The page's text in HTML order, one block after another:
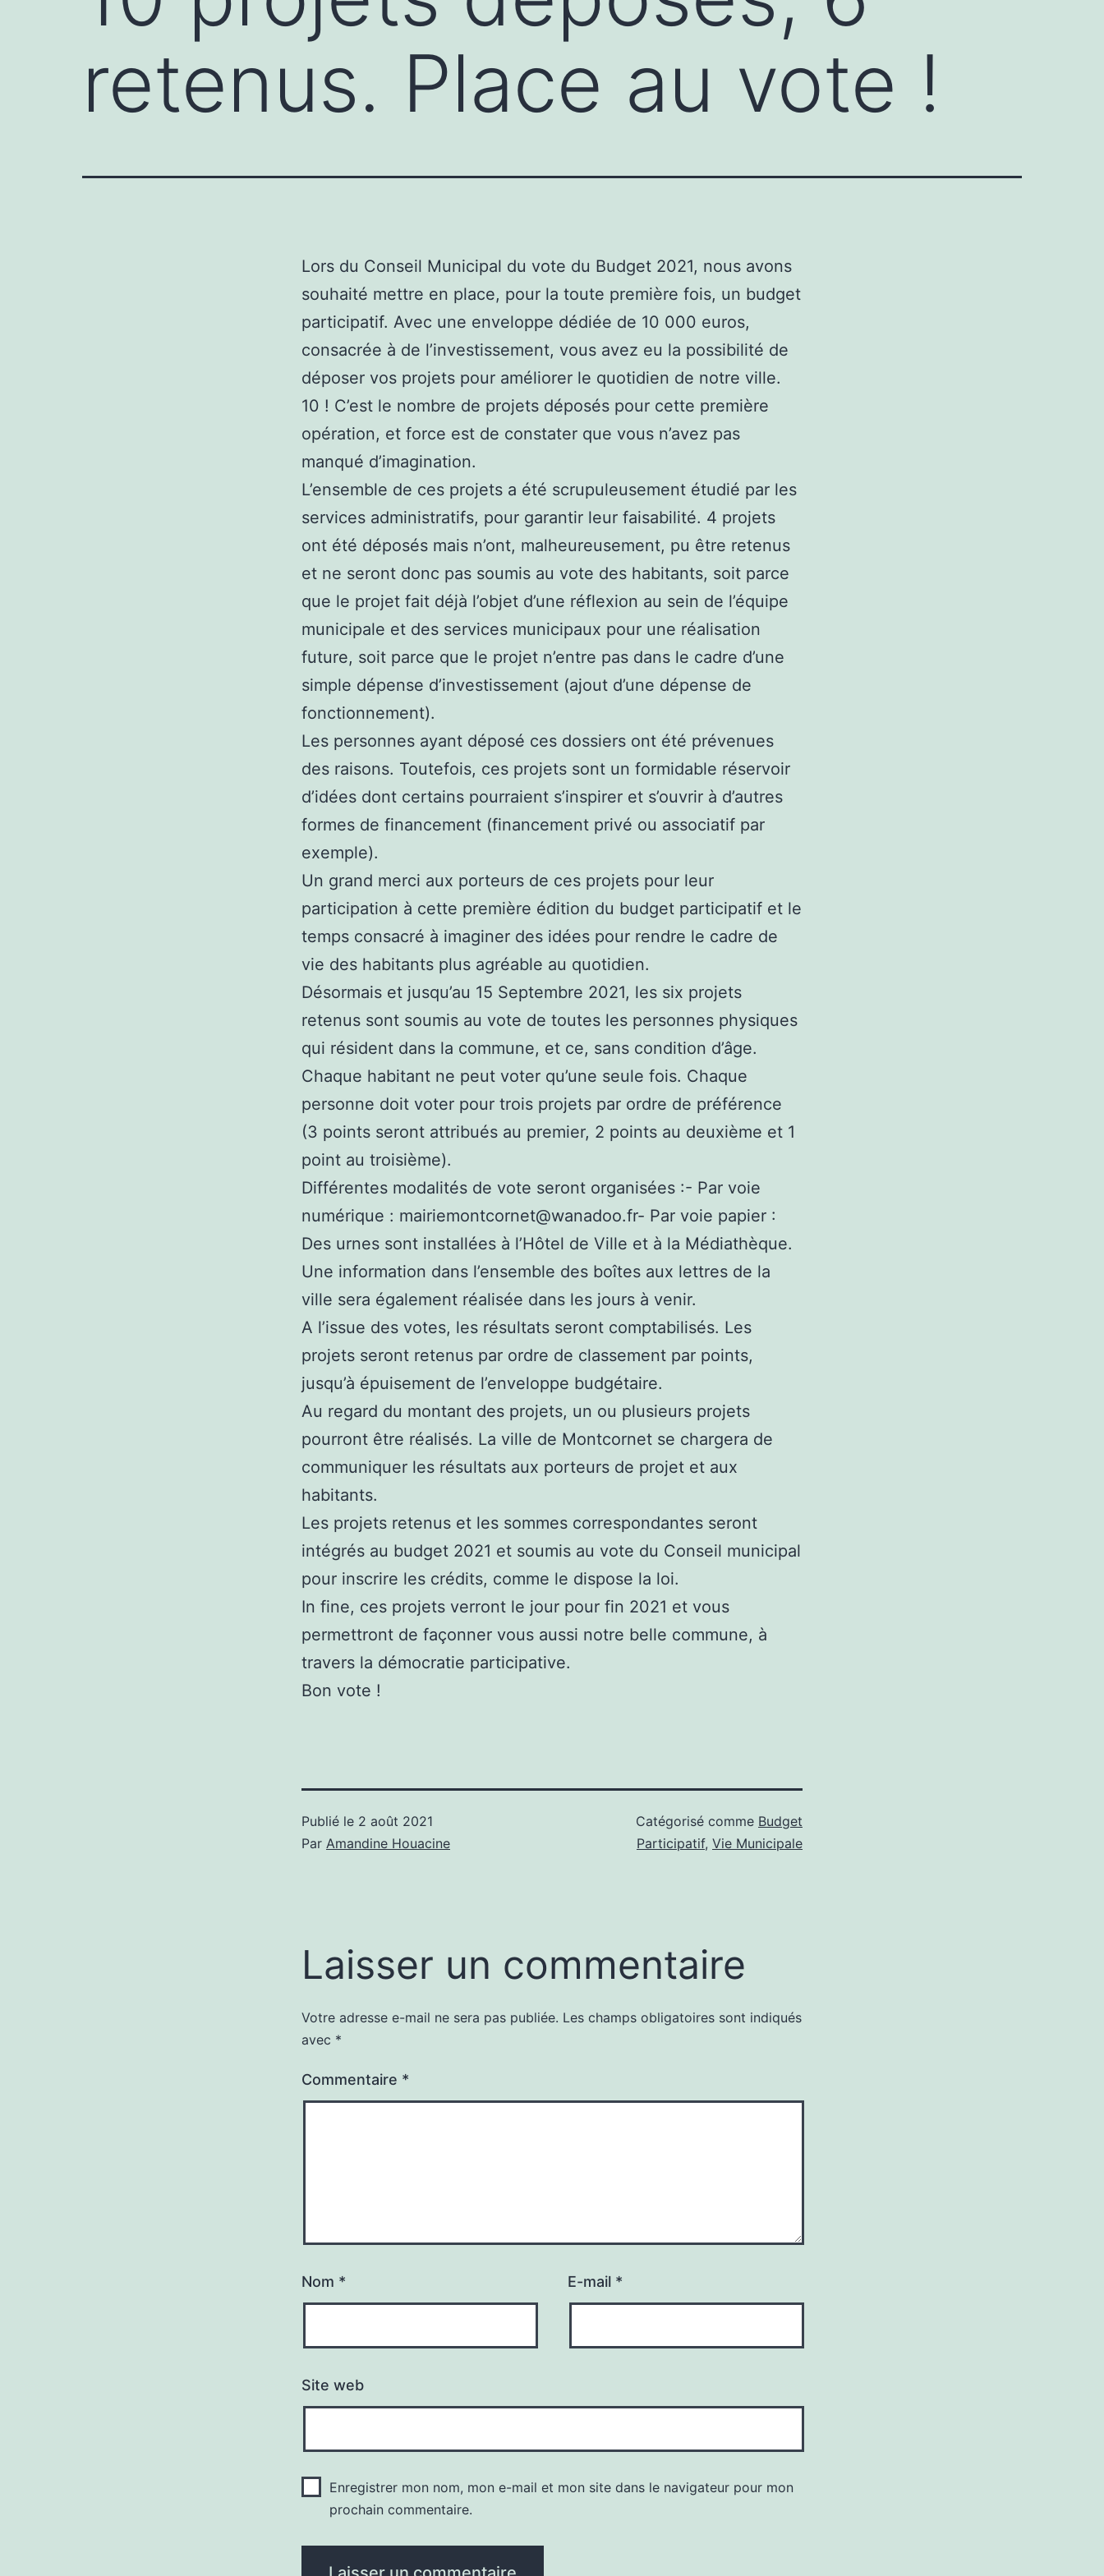
retenus. Place au vote !
Lors du Conseil Municipal du vote du Budget 2021, nous avons
souhaité mettre en place, pour la toute première fois, un budget
participatif. Avec une enveloppe dédiée de 10 000 euros,
consacrée à de l’investissement, vous avez eu la possibilité de
déposer vos projets pour améliorer le quotidien de notre ville.
10 ! C’est le nombre de projets déposés pour cette première
opération, et force est de constater que vous n’avez pas
manqué d’imagination.
L’ensemble de ces projets a été scrupuleusement étudié par les
services administratifs, pour garantir leur faisabilité. 4 projets
ont été déposés mais n’ont, malheureusement, pu être retenus
et ne seront donc pas soumis au vote des habitants, soit parce
que le projet fait déjà l’objet d’une réflexion au sein de l’équipe
municipale et des services municipaux pour une réalisation
future, soit parce que le projet n’entre pas dans le cadre d’une
simple dépense d’investissement (ajout d’une dépense de
fonctionnement).
Les personnes ayant déposé ces dossiers ont été prévenues
des raisons. Toutefois, ces projets sont un formidable réservoir
d’idées dont certains pourraient s’inspirer et s’ouvrir à d’autres
formes de financement (financement privé ou associatif par
exemple).
Un grand merci aux porteurs de ces projets pour leur
participation à cette première édition du budget participatif et le
temps consacré à imaginer des idées pour rendre le cadre de
vie des habitants plus agréable au quotidien.
Désormais et jusqu’au 15 Septembre 2021, les six projets
retenus sont soumis au vote de toutes les personnes physiques
qui résident dans la commune, et ce, sans condition d’âge.
Chaque habitant ne peut voter qu’une seule fois. Chaque
personne doit voter pour trois projets par ordre de préférence
(3 points seront attribués au premier, 2 points au deuxième et 1
point au troisième).
Différentes modalités de vote seront organisées :- Par voie
numérique : mairiemontcornet@wanadoo.fr- Par voie papier :
Des urnes sont installées à l’Hôtel de Ville et à la Médiathèque.
Une information dans l’ensemble des boîtes aux lettres de la
ville sera également réalisée dans les jours à venir.
A l’issue des votes, les résultats seront comptabilisés. Les
projets seront retenus par ordre de classement par points,
jusqu’à épuisement de l’enveloppe budgétaire.
Au regard du montant des projets, un ou plusieurs projets
pourront être réalisés. La ville de Montcornet se chargera de
communiquer les résultats aux porteurs de projet et aux
habitants.
Les projets retenus et les sommes correspondantes seront
intégrés au budget 2021 et soumis au vote du Conseil municipal
pour inscrire les crédits, comme le dispose la loi.
In fine, ces projets verront le jour pour fin 2021 et vous
permettront de façonner vous aussi notre belle commune, à
travers la démocratie participative.
Bon vote !
Publié le 2 août 2021
Par Amandine Houacine
Catégorisé comme Budget
Participatif, Vie Municipale
Laisser un commentaire
Votre adresse e-mail ne sera pas publiée. Les champs obligatoires sont indiqués
avec *
Commentaire *
Nom * E-mail *
Site web
Enregistrer mon nom, mon e-mail et mon site dans le navigateur pour mon
prochain commentaire.